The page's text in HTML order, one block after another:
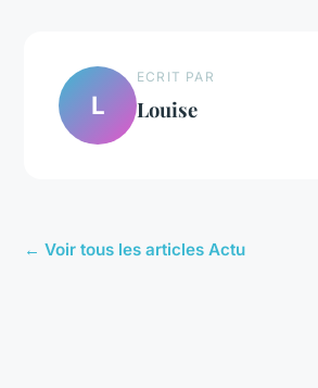
L
ECRIT PAR
Louise
← Voir tous les articles Actu